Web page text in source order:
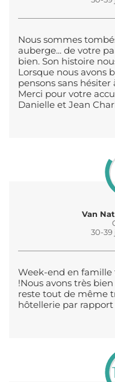
Nous sommes
auberge... de votre
bien. Son histoire
Lorsque nous avons
pensons sans hésiter
Merci pour votre
Danielle et Jean
Van
30-39
Week-end en famille
!Nous avons très
reste tout de même
hôtellerie par